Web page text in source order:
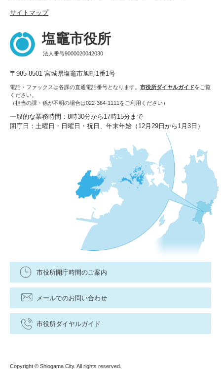
サイトマップ
塩竈市役所
法人番号9000020042030
〒985-8501 宮城県塩竈市旭町1番1号
電話・ファックスは各課の直通電話番号となります。 市役所ダイヤルガイドをご覧
ください。
（担当の課・係が不明の場合は022-364-1111をご利用ください）
一般的な業務時間：8時30分から17時15分まで
閉庁日：土曜日・日曜日・祝日、年末年始（12月29日から1月3日）
市役所開庁時間のご案内
メールでのお問い合わせ
市役所ダイヤルガイド
Copyright © Shiogama City. All rights reserved.